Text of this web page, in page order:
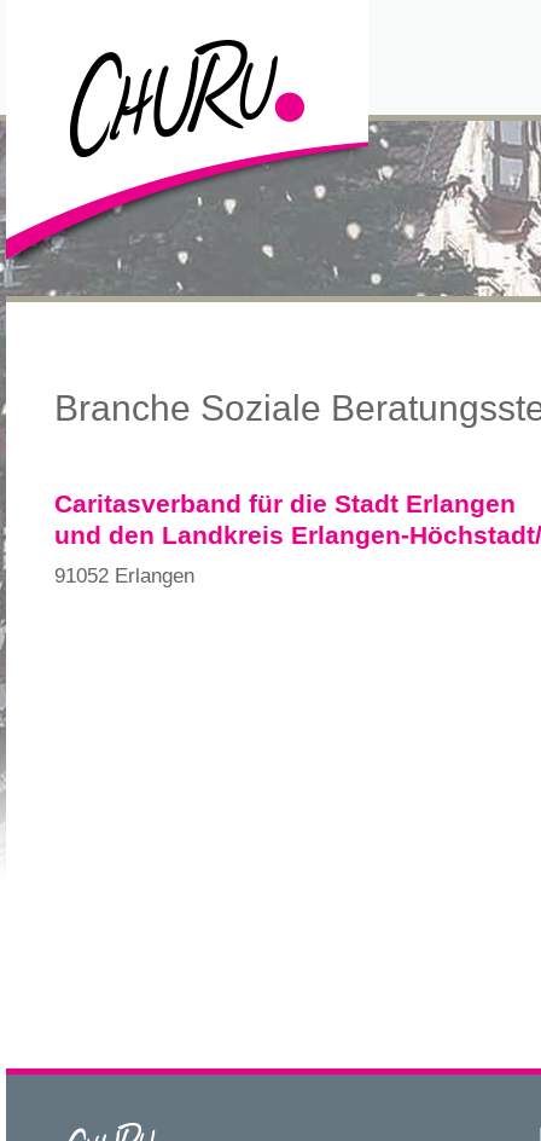
Branche Soziale
Caritasverband für die Stadt Erlangen
und den Landkreis Erlangen-
91052 Erlangen